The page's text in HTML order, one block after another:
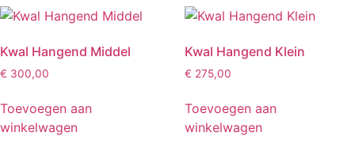
Kwal Hangend Middel
€ 300,00
Toevoegen aan
winkelwagen
Kwal Hangend Klein
€ 275,00
Toevoegen aan
winkelwagen